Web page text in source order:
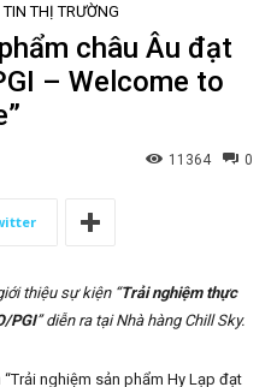
TIN THỊ TRƯỜNG
châu Âu đạt
– Welcome to
0
11364
thiệu sự kiện “Trải nghiệm thực
PGI” diễn ra tại Nhà hàng Chill Sky.
nghiệm sản phẩm Hy Lạp đạt